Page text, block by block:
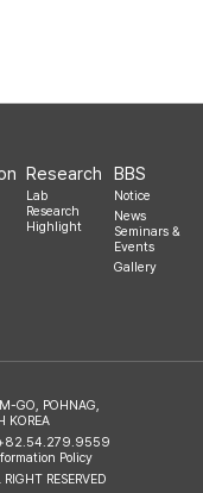
Research
Lab
Research
Highlight
BBS
Notice
News
Seminars &
Events
Gallery
GO, POHNAG,
KOREA
Policy
RESERVED